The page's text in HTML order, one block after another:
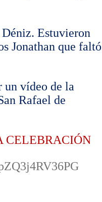
Estuvieron
Jonathan que faltó
un vídeo de la
Rafael de
CELEBRACIÓN